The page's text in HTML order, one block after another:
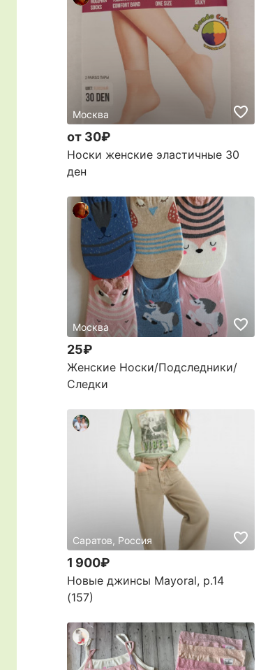
Москва
от 30₽
Носки женские эластичные 30
ден
Москва
25₽
Женские Носки/Подследники/
Следки
Саратов, Россия
1 900₽
Новые джинсы Mayoral, р.14
(157)